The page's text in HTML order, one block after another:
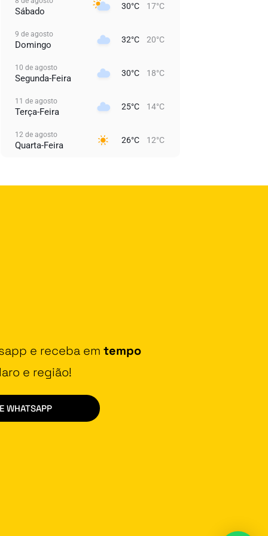
Sábado 30°C 17°C
9 de agosto
Domingo 32°C 20°C
10 de agosto
Segunda-Feira 30°C 18°C
11 de agosto
Terça-Feira 25°C 14°C
12 de agosto
Quarta-Feira 26°C 12°C
e receba em tempo
e região!
WHATSAPP